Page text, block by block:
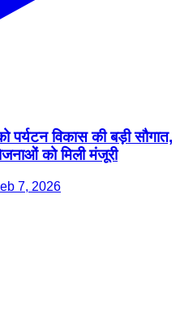
पर्यटन विकास की बड़ी सौगात,
को मिली मंजूरी
7, 2026